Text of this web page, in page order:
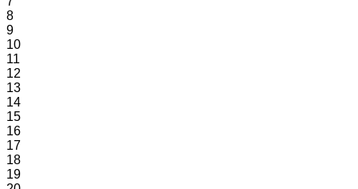
8
9
10
11
12
13
14
15
16
17
18
19